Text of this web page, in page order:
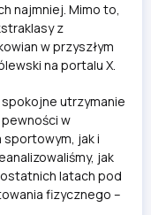
najmniej. Mimo to,
z
w przyszłym
na portalu X.
utrzymanie
w
jak i
jak
ostatnich latach pod
fizycznego –